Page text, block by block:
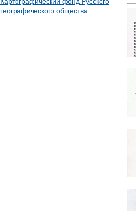
ь
географического общества